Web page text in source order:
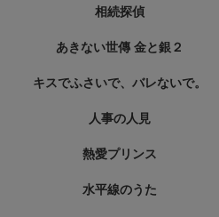
相続探偵
あきない世傳 金と銀２
キスでふさいで、バレないで。
人事の人見
熱愛プリンス
水平線のうた